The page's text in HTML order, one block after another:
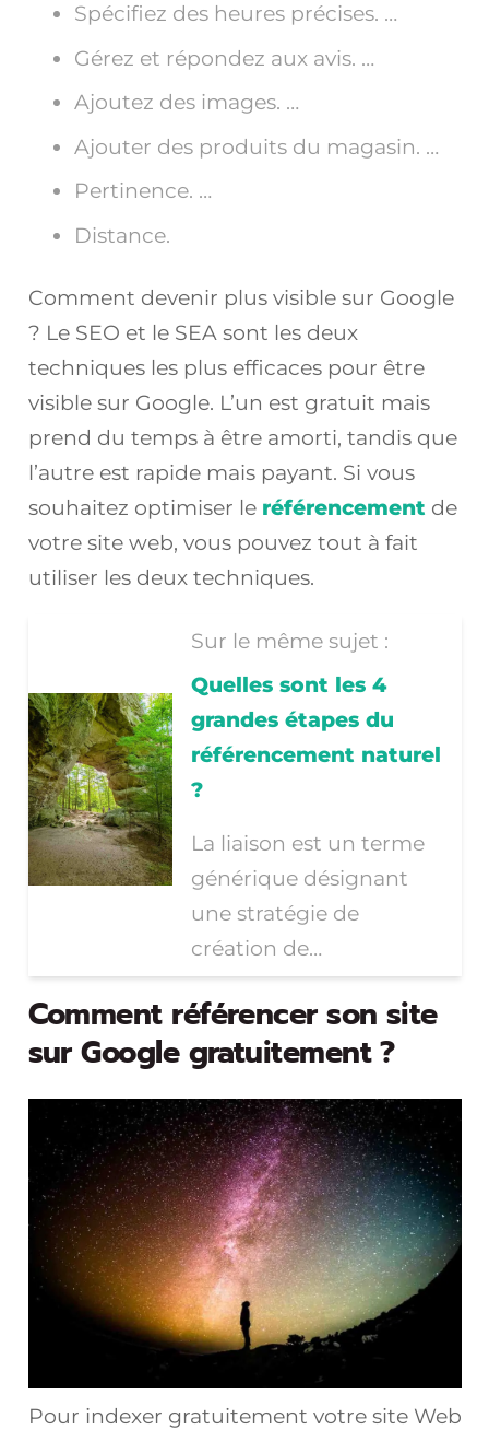
Spécifiez des heures précises. …
Gérez et répondez aux avis. …
Ajoutez des images. …
Ajouter des produits du magasin. …
Pertinence. …
Distance.
Comment devenir plus visible sur Google
? Le SEO et le SEA sont les deux
techniques les plus efficaces pour être
visible sur Google. L’un est gratuit mais
prend du temps à être amorti, tandis que
l’autre est rapide mais payant. Si vous
souhaitez optimiser le référencementde
votre site web, vous pouvez tout à fait
utiliser les deux techniques.
Sur le même sujet :
Quelles sont les 4
grandes étapes du
référencement naturel
?
La liaison est un terme
générique désignant
une stratégie de
création de…
Comment référencer son site
sur Google gratuitement ?
Pour indexer gratuitement votre site Web